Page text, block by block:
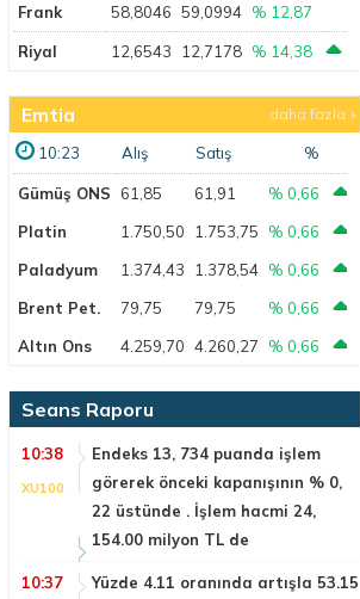
Frank 58,8046 59,0994 % 12,87
Riyal 12,6543 12,7178 % 14,38
Emtia daha fazla
10:23 Alış Satış %
Gümüş ONS 61,85 61,91
% 0,66
Platin
1.750,50 1.753,75
% 0,66
Paladyum
1.374,43 1.378,54 % 0,66
Brent Pet.
79,75 79,75
% 0,66
Altın Ons
4.259,70 4.260,27 % 0,66
Seans Raporu
10:38
XU100
Endeks 13, 734 puanda işlem
görerek önceki kapanışının % 0,
22 üstünde . İşlem hacmi 24,
154.00 milyon TL de
10:37
Yüzde 4.11 oranında artışla 53.15